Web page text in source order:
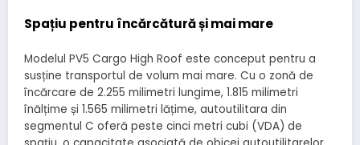
Spațiu pentru încărcătură și mai mare
Modelul PV5 Cargo High Roof este conceput pentru a
susține transportul de volum mai mare. Cu o zonă de
încărcare de 2.255 milimetri lungime, 1.815 milimetri
înălțime și 1.565 milimetri lățime, autoutilitara din
segmentul C oferă peste cinci metri cubi (VDA) de